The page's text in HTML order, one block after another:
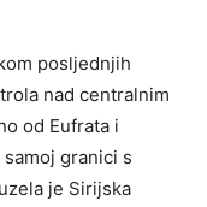
posljednjih
nad centralnim
od Eufrata i
granici s
je Sirijska